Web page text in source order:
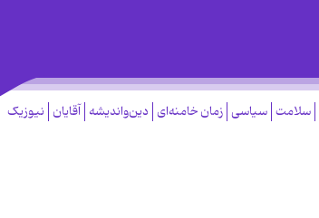
سلامت سیاسی زمان خامنه‌ای دین‌واندیشه آقایان نیوزیک